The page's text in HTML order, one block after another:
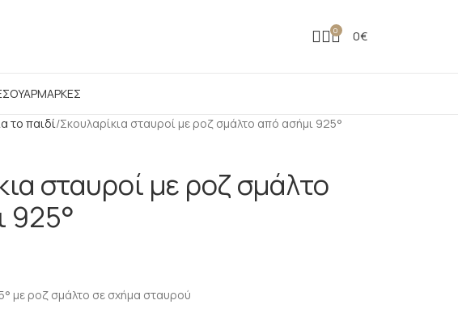
0 0€
ΜΑΡΚΕΣ
το παιδί Σκουλαρίκια σταυροί με ροζ σμάλτο από ασήμι 925°
σταυροί με ροζ σμάλτο
925°
με ροζ σμάλτο σε σχήμα σταυρού